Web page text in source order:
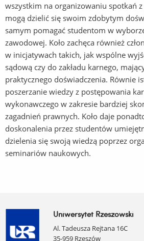
wszystkim na organizowaniu spotkań
mogą dzielić się swoim zdobytym
samym pomagać studentom w
zawodowej. Koło zachęca również
w inicjatywach takich, jak wspólne
sądową czy do zakładu karnego,
praktycznego doświadczenia. Równie
poszerzanie wiedzy z postępowania
wykonawczego w zakresie bardziej
zagadnień prawnych. Koło daje
doskonalenia przez studentów
dzielenia się swoją wiedzą poprzez
seminariów naukowych.
Uniwersytet Rzeszowski
Al. Tadeusza Rejtana 16C
35-959 Rzeszów